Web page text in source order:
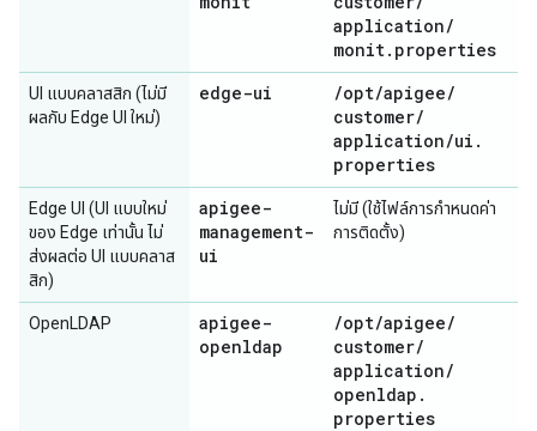
application/
monit. properties
UI แบบคลาสสิก (ไม่มี
ผลกับ Edge UI ใหม่)
edge-ui /opt/apigee/
customer/
application/ui .
properties
Edge UI (UI แบบใหม่
ของ Edge เท่านั้น ไม่
ส่งผลต่อ UI แบบคลาส
สิก)
apigee-
management-
ui
ไม่มี (ใช้ไฟล์การกำหนดค่า
การติดตั้ง)
OpenLDAP
apigee-
openldap
/opt/apigee/
customer/
application/
openldap .
properties